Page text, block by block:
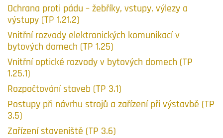
Ochrana proti pádu – žebříky, vstupy, výlezy a
výstupy (TP 1.21.2)
Vnitřní rozvody elektronických komunikací v
bytových domech (TP 1.25)
Vnitřní optické rozvody v bytových domech (TP
1.25.1)
Rozpočtování staveb (TP 3.1)
Postupy při návrhu strojů a zařízení při výstavbě (TP
3.5)
Zařízení staveniště (TP 3.6)